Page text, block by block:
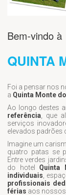
Bem-vindo à
QUINTA
Foi a pensar nos
a Quinta Monte
Ao longo destes
referência , que
serviços
elevados padrões
Imagine um
quatro patas se
Entre verdes
do hotel Quinta
individuais ,
profissionais
férias aos nossos